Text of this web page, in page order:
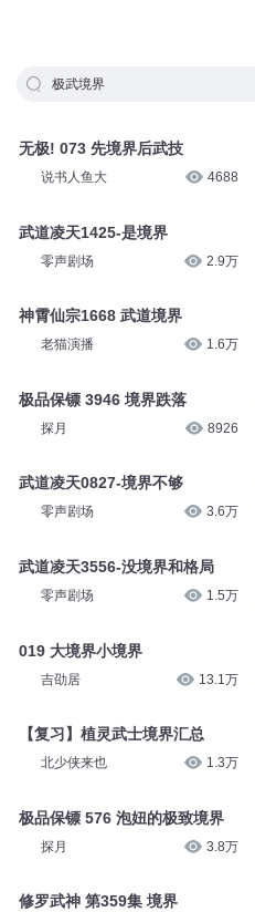
极武境界
无极! 073 先境界后武技
说书人鱼大 4688
武道凌天1425-是境界
零声剧场 2.9万
神霄仙宗1668 武道境界
老猫演播 1.6万
极品保镖 3946 境界跌落
探月 8926
武道凌天0827-境界不够
零声剧场 3.6万
武道凌天3556-没境界和格局
零声剧场 1.5万
019 大境界小境界
吉劭居 13.1万
【复习】植灵武士境界汇总
北少侠来也 1.3万
极品保镖 576 泡妞的极致境界
探月 3.8万
修罗武神 第359集 境界